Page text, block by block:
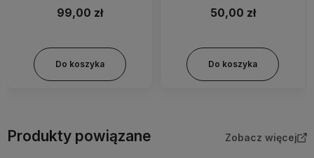
99,00 zł
Do koszyka
50,00 zł
Do koszyka
Produkty powiązane Zobacz więcej